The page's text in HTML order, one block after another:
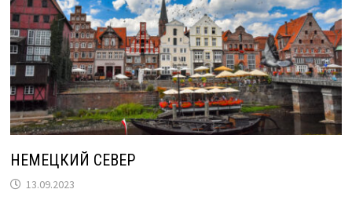
НЕМЕЦКИЙ СЕВЕР
13.09.2023